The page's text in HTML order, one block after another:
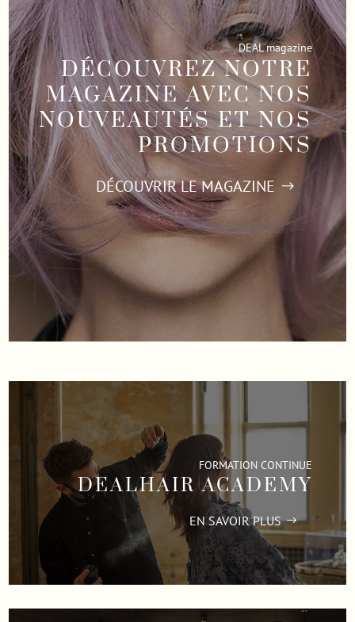
DEAL magazine
DÉCOUVREZ NOTRE
MAGAZINE AVEC NOS
NOUVEAUTÉS ET NOS
PROMOTIONS
DÉCOUVRIR LE MAGAZINE
FORMATION CONTINUE
DEALHAIR ACADEMY
EN SAVOIR PLUS